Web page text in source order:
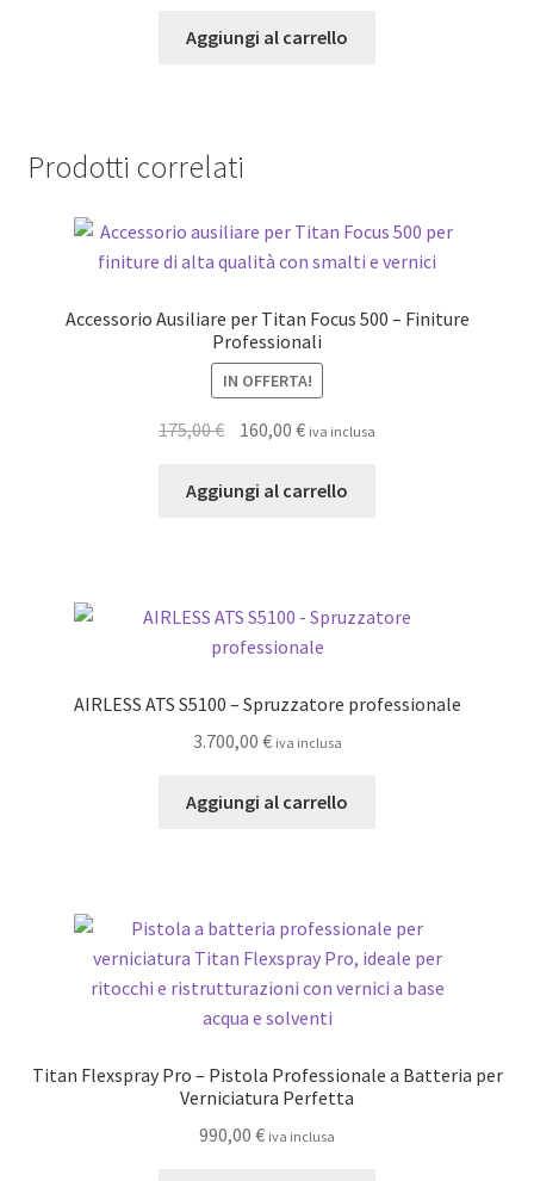
Aggiungi al carrello
Prodotti correlati
Accessorio Ausiliare per Titan Focus 500 – Finiture
Professionali
IN OFFERTA!
175,00€
originale
160,00 €Il
attuale
iva inclusa
Aggiungi al carrello
AIRLESS ATS S5100 – Spruzzatore professionale
3.700,00 € iva inclusa
Aggiungi al carrello
Titan Flexspray Pro – Pistola Professionale a Batteria per
Verniciatura Perfetta
990,00 € iva inclusa